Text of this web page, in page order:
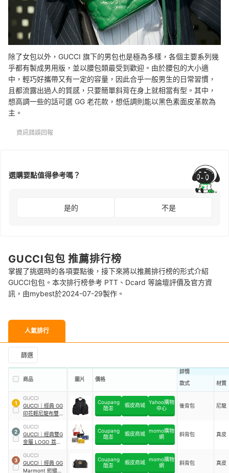
除了女包以外，GUCCI 旗下的男包也是極為多樣，各個主要系列幾
乎都有製成男用版，並以腰包類最受到歡迎。由於腰包的大小適
中，輕巧好攜帶又有一定的容量，因此合乎一般男生的日常習慣，
且都流露出過人的質感，只要簡單斜背在身上就相當有型。其中，
想高調一些的話可選 GG 老花款，想低調則能以黑色素面皮革款為
主。
資訊錯誤回報
選購要點值得參考嗎？
是的 不是
GUCCI包包 推薦排行榜
掌握了挑選時的各項要點後，接下來將以推薦排行榜的形式介紹
GUCCI包包。本次排行榜參考 PTT、Dcard 等論壇評價及官方資
訊，由mybest於2024-07-29製作。
人氣排行
篩選
商品 圖片 價格
詳情
款式
材質
1
GUCCI
GUCCI
經典 GG
印花輕尼龍布雙口
Coupang
酷澎
蝦皮商城 Yahoo購物
中心
後背包 尼龍
2
GUCCI
GUCCI
經典雙G
金屬 LOGO 荔枝
Coupang
酷澎
蝦皮商城 momo購物
網
斜背包 真皮
3
GUCCI
GUCCI
經典 GG
Marmont 絎縫皮
Coupang
酷澎
蝦皮商城 momo購物
網
斜背包 真皮